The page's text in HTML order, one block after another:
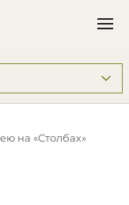
на «Столбах»